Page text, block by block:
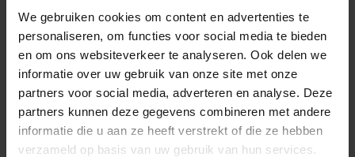
We gebruiken cookies om content en advertenties te
personaliseren, om functies voor social media te bieden
en om ons websiteverkeer te analyseren. Ook delen we
informatie over uw gebruik van onze site met onze
partners voor social media, adverteren en analyse. Deze
partners kunnen deze gegevens combineren met andere
informatie die u aan ze heeft verstrekt of die ze hebben
verzameld op basis van uw gebruik van hun services.
Winnie de Poeh Borden
8 stuks
Prijs € 3,99
€ 3,99
TOEVOEGEN
Winnie de Poeh
Servetten 20 stuks
Prijs€ 2,99
TOEVOEGEN